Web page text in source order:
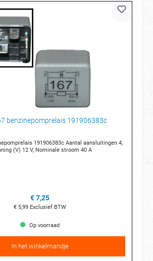
benzinepomprelais 191906383c
191906383c Aantal aansluitingen 4,
(V) 12 V, Nominale stroom 40 A
€ 7,25
€ 5,99 Exclusief BTW
Op voorraad
In het winkelmandje